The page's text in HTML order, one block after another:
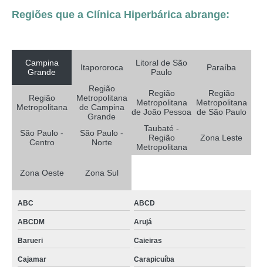
Regiões que a Clínica Hiperbárica abrange:
Campina
Grande
Itapororoca
Litoral de São
Paulo
Paraíba
Região
Metropolitana
Região
Metropolitana
de Campina
Grande
Região
Metropolitana
de João Pessoa
Região
Metropolitana
de São Paulo
São Paulo -
Centro
São Paulo -
Norte
Taubaté -
Região
Metropolitana
Zona Leste
Zona Oeste Zona Sul
ABC ABCD
ABCDM Arujá
Barueri Caieiras
Cajamar Carapicuíba